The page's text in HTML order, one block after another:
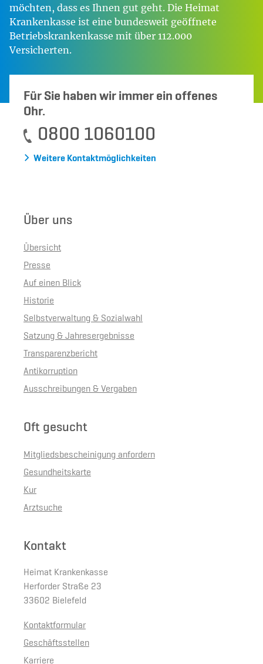
möchten, dass es Ihnen gut geht. Die Heimat
Krankenkasse ist eine bundesweit geöffnete
Betriebskrankenkasse mit über 112.000
Versicherten.
Für Sie haben wir immer ein offenes
Ohr.
0800 1060100
Weitere Kontaktmöglichkeiten
Über uns
Übersicht
Presse
Auf einen Blick
Historie
Selbstverwaltung & Sozialwahl
Satzung & Jahresergebnisse
Transparenzbericht
Antikorruption
Ausschreibungen & Vergaben
Oft gesucht
Mitgliedsbescheinigung anfordern
Gesundheitskarte
Kur
Arztsuche
Kontakt
Heimat Krankenkasse
Herforder Straße 23
33602 Bielefeld
Kontaktformular
Geschäftsstellen
Karriere